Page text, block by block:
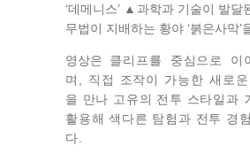
‘데메니스’ ▲과학과 기술이 발달
무법이 지배하는 황야 ‘붉은사막’
영상은 클리프를 중심으로 이
며, 직접 조작이 가능한 새로
을 만나 고유의 전투 스타일과
활용해 색다른 탐험과 전투 경
다.